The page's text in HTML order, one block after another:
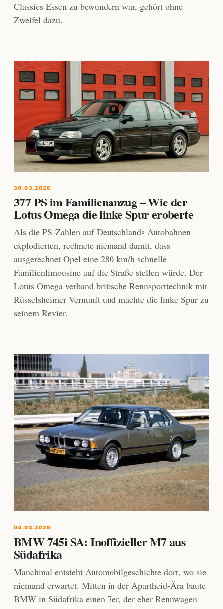
Classics Essen zu bewundern war, gehört ohne
Zweifel dazu.
30.03.2026
377 PS im Familienanzug – Wie der
Lotus Omega die linke Spur eroberte
Als die PS-Zahlen auf Deutschlands Autobahnen
explodierten, rechnete niemand damit, dass
ausgerechnet Opel eine 280 km/h schnelle
Familienlimousine auf die Straße stellen würde. Der
Lotus Omega verband britische Rennsporttechnik mit
Rüsselsheimer Vernunft und machte die linke Spur zu
seinem Revier.
04.03.2026
BMW 745i SA: Inoffizieller M7 aus
Südafrika
Manchmal entsteht Automobilgeschichte dort, wo sie
niemand erwartet. Mitten in der Apartheid-Ära baute
BMW in Südafrika einen 7er, der eher Rennwagen